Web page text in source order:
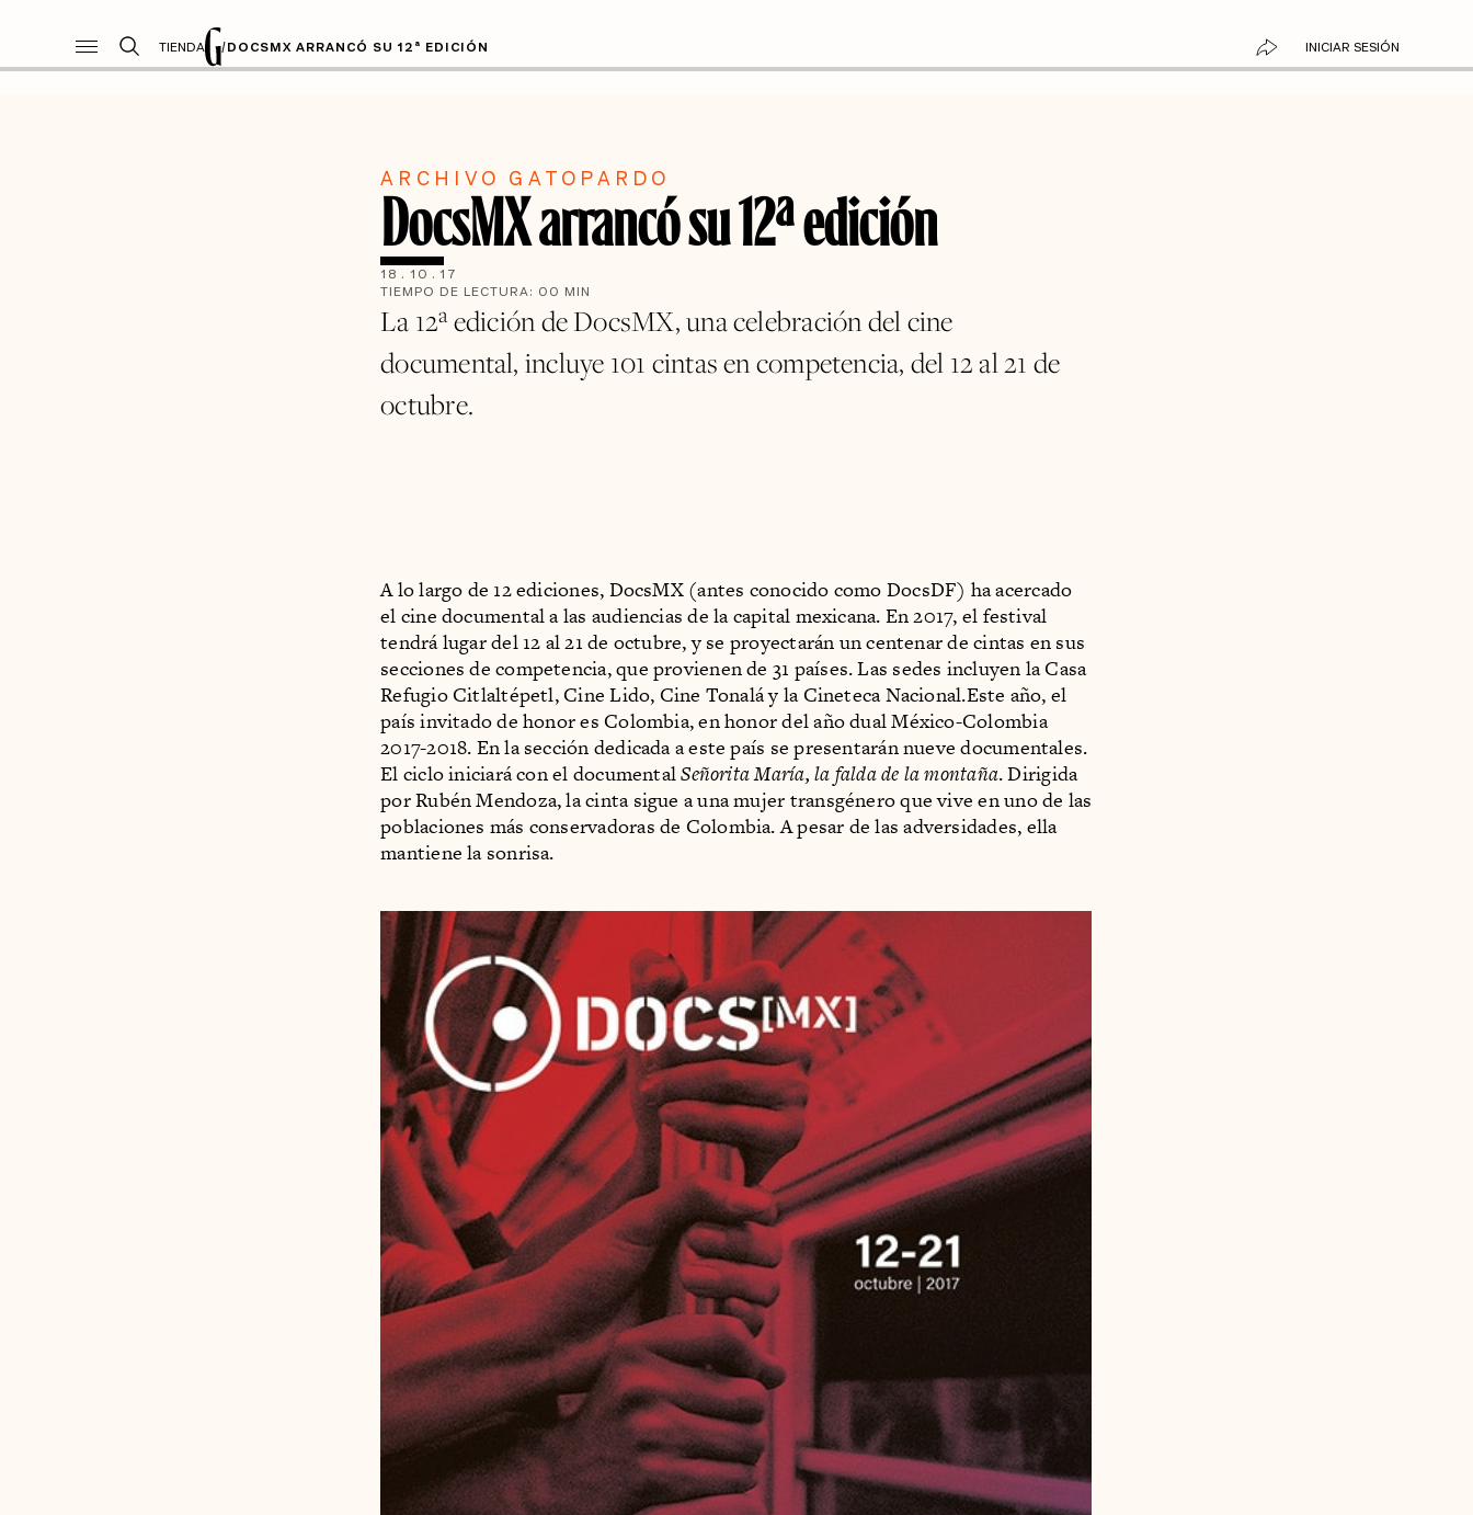
TIENDA /DOCSMX ARRANCÓ SU 12ª EDICIÓN INICIAR SESIÓN
ARCHIVO GATOPARDO
DocsMX arrancó su 12ª edición
18 . 10 . 17
TIEMPO DE LECTURA: 00 MIN
La 12ª edición de DocsMX, una celebración del cine
documental, incluye 101 cintas en competencia, del 12 al 21 de
octubre.
A lo largo de 12 ediciones, DocsMX (antes conocido como DocsDF) ha acercado
el cine documental a las audiencias de la capital mexicana. En 2017, el festival
tendrá lugar del 12 al 21 de octubre, y se proyectarán un centenar de cintas en sus
secciones de competencia, que provienen de 31 países. Las sedes incluyen la Casa
Refugio Citlaltépetl, Cine Lido, Cine Tonalá y la Cineteca Nacional.Este año, el
país invitado de honor es Colombia, en honor del año dual México-Colombia
2017-2018. En la sección dedicada a este país se presentarán nueve documentales.
El ciclo iniciará con el documentalSeñorita María, la falda de la montaña. Dirigida
por Rubén Mendoza, la cinta sigue a una mujer transgénero que vive en uno de las
poblaciones más conservadoras de Colombia. A pesar de las adversidades, ella
mantiene la sonrisa.